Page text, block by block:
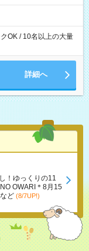
お仕事
OK / 10名以上の大量
詳細へ
！ゆっくりの11
OWARI＊8月15
ど (8/7UP!)